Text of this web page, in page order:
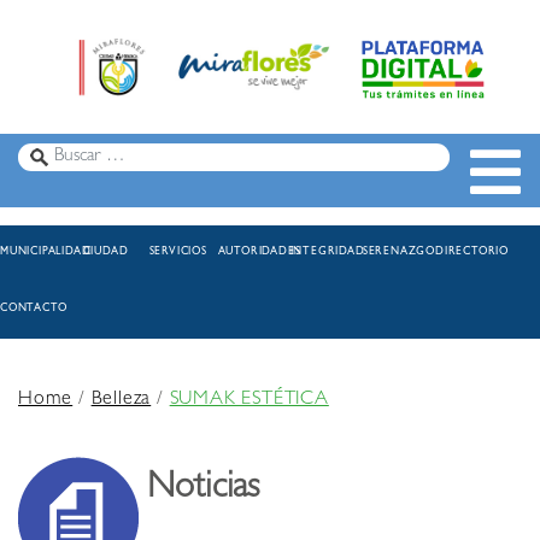
MUNICIPALIDADCIUDAD SERVICIOS AUTORIDADESINTEGRIDADSERENAZGODIRECTORIO
CONTACTO
Home/Belleza/SUMAK ESTÉTICA
Noticias